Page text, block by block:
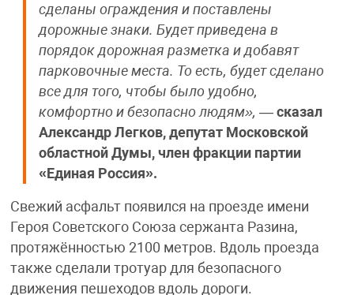
сделаны ограждения и поставлены
дорожные знаки. Будет приведена в
порядок дорожная разметка и добавят
парковочные места. То есть, будет сделано
все для того, чтобы было удобно,
комфортно и безопасно людям», — сказал
Александр Легков, депутат Московской
областной Думы, член фракции партии
«Единая Россия».
Свежий асфальт появился на проезде имени
Героя Советского Союза сержанта Разина,
протяжённостью 2100 метров. Вдоль проезда
также сделали тротуар для безопасного
движения пешеходов вдоль дороги.